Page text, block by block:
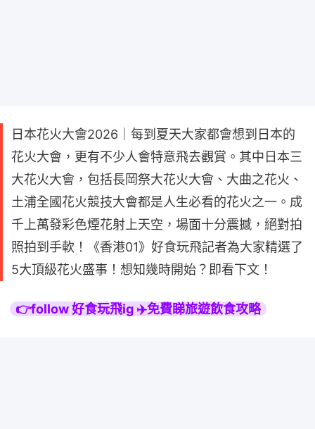
日本花火大會2026｜每到夏天大家都會想到日本的
花火大會，更有不少人會特意飛去觀賞。其中日本三
大花火大會，包括長岡祭大花火大會、大曲之花火、
土浦全國花火競技大會都是人生必看的花火之一。成
千上萬發彩色煙花射上天空，場面十分震撼，絕對拍
照拍到手軟！《香港01》好食玩飛記者為大家精選了
5大頂級花火盛事！想知幾時開始？即看下文！
👉follow 好食玩飛ig ✈️免費睇旅遊飲食攻略